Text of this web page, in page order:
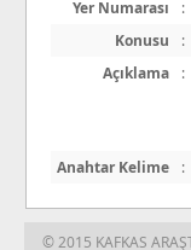
Yer Numarası
:
Konusu
:
Açıklama
:
Anahtar Kelime
:
© 2015 KAFKAS